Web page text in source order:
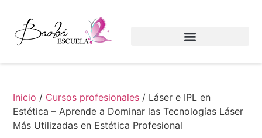
Inicio / Cursos profesionales / Láser e IPL en
Estética – Aprende a Dominar las Tecnologías Láser
Más Utilizadas en Estética Profesional